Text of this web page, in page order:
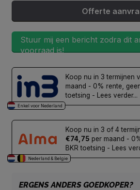
Offerte
Stuur mij een bericht zodra dit
voorraad is!
Enkel voor Nederland
Koop nu in 3 termijnen
maand - 0% rente,
toetsing - Lees verder...
Nederland & Belgie
Koop nu in 3 of 4
€74,75 per maand -
BKR toetsing - Lees
ERGENS ANDERS GOEDKOPER?